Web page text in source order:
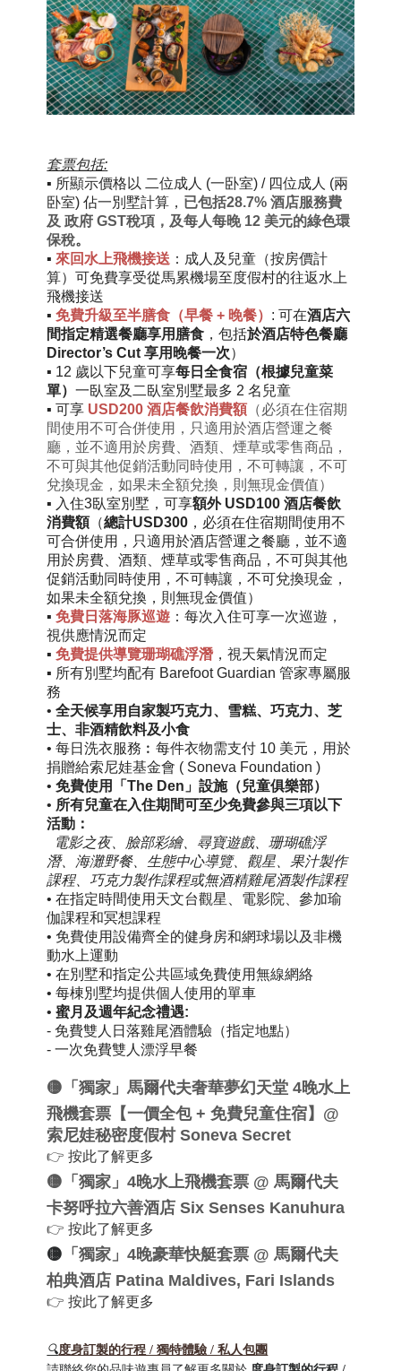
套票包括:
▪ 所顯示價格以 二位成人 (一卧室) / 四位成人 (兩
卧室) 佔一別墅計算， 已包括28.7% 酒店服務費
及 政府 GST稅項，及每人每晚 12 美元的綠色環
保稅。
▪ 來回水上飛機接送 ：成人及兒童（按房價計
算）可免費享受從馬累機場至度假村的往返水上
飛機接送
▪ 免費升級至半膳食（早餐 + 晚餐） :可在酒店六
間指定精選餐廳享用膳食 ，包括於酒店特色餐廳
Director’s Cut 享用晚餐一次）
▪ 12 歲以下兒童可享每日全食宿（根據兒童菜
單）一臥室及二臥室別墅最多 2 名兒童
▪可享 USD200 酒店餐飲消費額（必須在住宿期
間使用不可合併使用，只適用於酒店營運之餐
廳，並不適用於房費、酒類、煙草或零售商品，
不可與其他促銷活動同時使用，不可轉讓，不可
兌換現金，如果未全額兌換，則無現金價值）
▪ 入住3臥室別墅 ，可享額外 USD100 酒店餐飲
消費額（總計USD300 ， 必須在住宿期間使用不
可合併使用，只適用於酒店營運之餐廳，並不適
用於房費、酒類、煙草或零售商品，不可與其他
促銷活動同時使用，不可轉讓，不可兌換現金，
如果未全額兌換，則無現金價值）
▪ 免費日落海豚巡遊 ：每次入住可享一次巡遊，
視供應情況而定
▪免費提供導覽珊瑚礁浮潛 ，視天氣情況而定
▪ 所有別墅均配有 Barefoot Guardian管家專屬服
務
• 全天候享用 自家製巧克力、雪糕、巧克力、芝
士、非酒精飲料及小食
•每日洗衣服務︰每件衣物需支付 10 美元，用於
捐贈給索尼娃基金會 ( Soneva Foundation )
•免費使用「The Den」設施（兒童俱樂部）
• 所有兒童在入住期間可至少免費參與三項以下
活動：
電影之夜、臉部彩繪、尋寶遊戲、珊瑚礁浮
潛、海灘野餐、生態中心導覽、觀星、果汁製作
課程、巧克力製作課程或無酒精雞尾酒製作課程
•在指定時間使用天文台觀星、電影院、參加瑜
伽課程和冥想課程
• 免費使用設備齊全的健身房和網球場以及非機
動水上運動
•在別墅和指定公共區域免費使用無線網絡
•每棟別墅均提供個人使用的單車
•蜜月及週年紀念禮遇:
- 免費雙人日落雞尾酒體驗（指定地點）
- 一次免費雙人漂浮早餐
🟡「獨家」馬爾代夫奢華夢幻天堂 4晚水上
飛機套票【一價全包 + 免費兒童住宿】@
索尼娃秘密度假村 Soneva Secret
👉 按此了解更多
🟡「獨家」4晚水上飛機套票 @ 馬爾代夫
卡努呼拉六善酒店 Six Senses Kanuhura
👉 按此了解更多
🟡 「獨家」4晚豪華快艇套票 @ 馬爾代夫
柏典酒店 Patina Maldives, Fari Islands
👉 按此了解更多
🔍度身訂製的行程 / 獨特體驗 / 私人包團